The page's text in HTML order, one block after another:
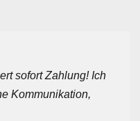
sofort Zahlung! Ich
Kommunikation,